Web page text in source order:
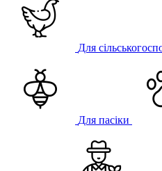
Для
Для пасіки